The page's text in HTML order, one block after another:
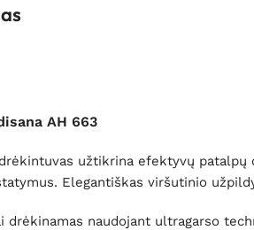
AH 663
užtikrina efektyvų
Elegantiškas viršutinio
drėkinamas naudojant ultragarso